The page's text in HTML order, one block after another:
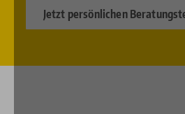
Jetzt persönlichen